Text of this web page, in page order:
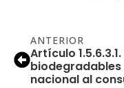
ANTERIOR
Artículo
biodegradables
nacional al